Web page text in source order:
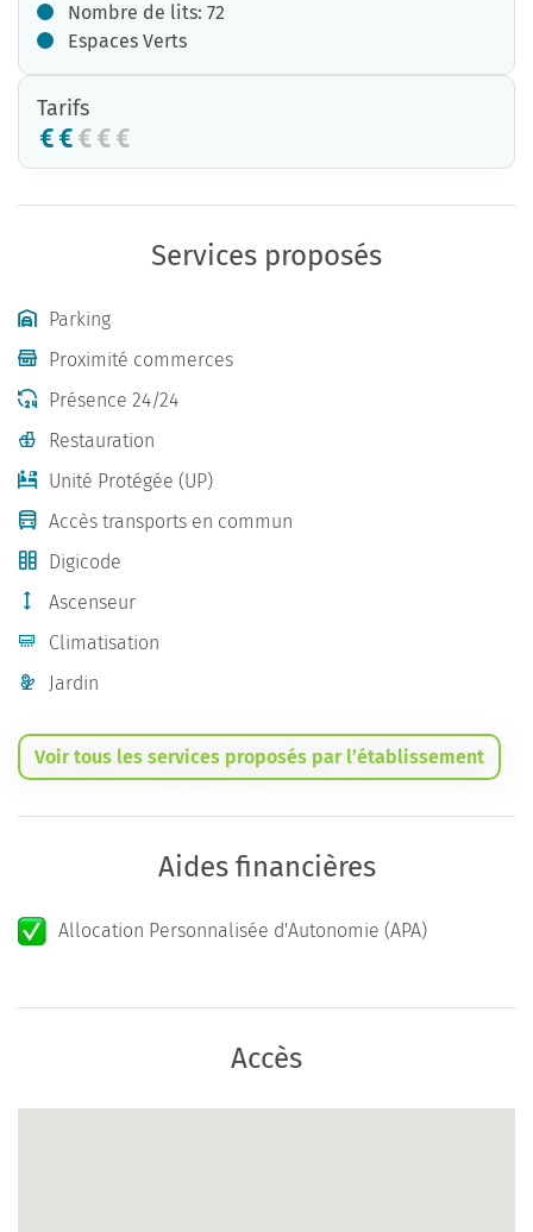
Nombre de lits: 72
Espaces Verts
Tarifs
Services proposés
Parking
Proximité commerces
Présence 24/24
Restauration
Unité Protégée (UP)
Accès transports en commun
Digicode
Ascenseur
Climatisation
Jardin
Voir tous les services proposés par l’établissement
Aides financières
Allocation Personnalisée d'Autonomie (APA)
Accès